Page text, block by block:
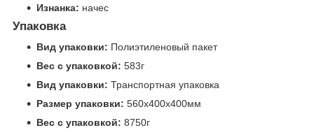
Изнанка: начес
Упаковка
Вид упаковки: Полиэтиленовый пакет
Вес с упаковкой: 583г
Вид упаковки: Транспортная упаковка
Размер упаковки: 560x400x400мм
Вес с упаковкой: 8750г